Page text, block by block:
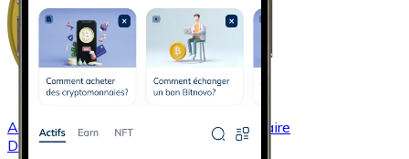
Acheter Dogecoinavec virement bancaire
DOGE